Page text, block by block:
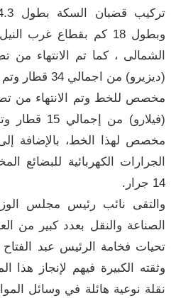
مخصص لهذا الخط، بالإضافة إلى
الجرارات الكهربائية للبضائع
14 جرار.
والتقى نائب رئيس مجلس الوزراء
الصناعة والنقل بعدد كبير من
تحيات فخامة الرئيس عبد الفتاح
وثقته الكبيرة فيهم لإنجاز هذا
نقلة نوعية هائلة في وسائل